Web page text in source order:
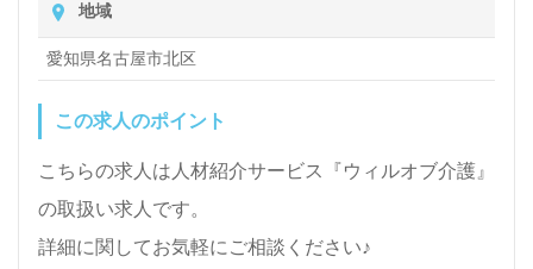
地域
愛知県名古屋市北区
この求人のポイント
こちらの求人は人材紹介サービス『ウィルオブ介護』
の取扱い求人です。
詳細に関してお気軽にご相談ください♪